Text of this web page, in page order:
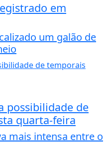
em
um galão de
possibilidade de
quarta-feira
mais intensa entre o